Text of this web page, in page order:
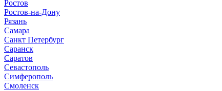
Ростов
Ростов-на-Дону
Рязань
Самара
Санкт Петербург
Саранск
Саратов
Севастополь
Симферополь
Смоленск